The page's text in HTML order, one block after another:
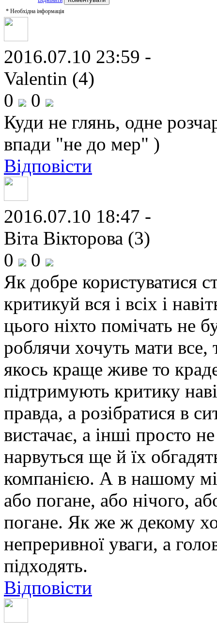
* Необхідна інформація
2016.07.10 23:59 -
Valentin (4)
0
0
Куди не глянь, одне
впади "не до мер" )
Відповісти
2016.07.10 18:47 -
Віта Вікторова (3)
0
0
Як добре користуватися
критикуй вся і всіх і
цього ніхто помічать не
роблячи хочуть мати
якось краще живе то
підтримують критику
правда, а розібратися в
вистачає, а інші просто
нарвуться ще й їх
компанією. А в нашому
або погане, або нічого,
погане. Як же ж декому
непреривної уваги, а
підходять.
Відповісти